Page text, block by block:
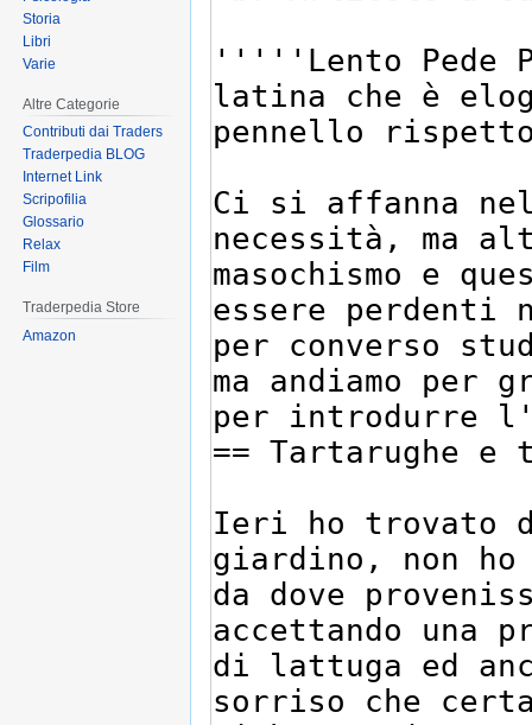
Storia
Libri
Varie
Altre Categorie
Contributi dai Traders
Traderpedia BLOG
Internet Link
Scripofilia
Glossario
Relax
Film
Traderpedia Store
Amazon